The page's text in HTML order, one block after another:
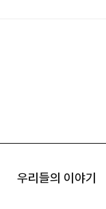
우리들의 이야기